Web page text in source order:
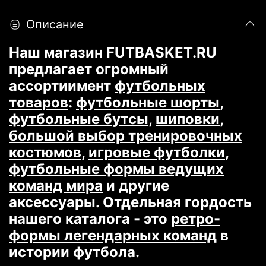
Описание
Наш магазин FUTBASKET.RU
предлагает огромный
ассортиимент футбольных
товаров: футбольные шорты,
футбольные бутсы, шиповки,
большой выбор тренировочных
костюмов, игровые футболки,
футбольные формы ведущих
команд мира и другие
аксессуары. Отдельная гордость
нашего каталога - это ретро-
формы легендарных команд в
истории футбола.